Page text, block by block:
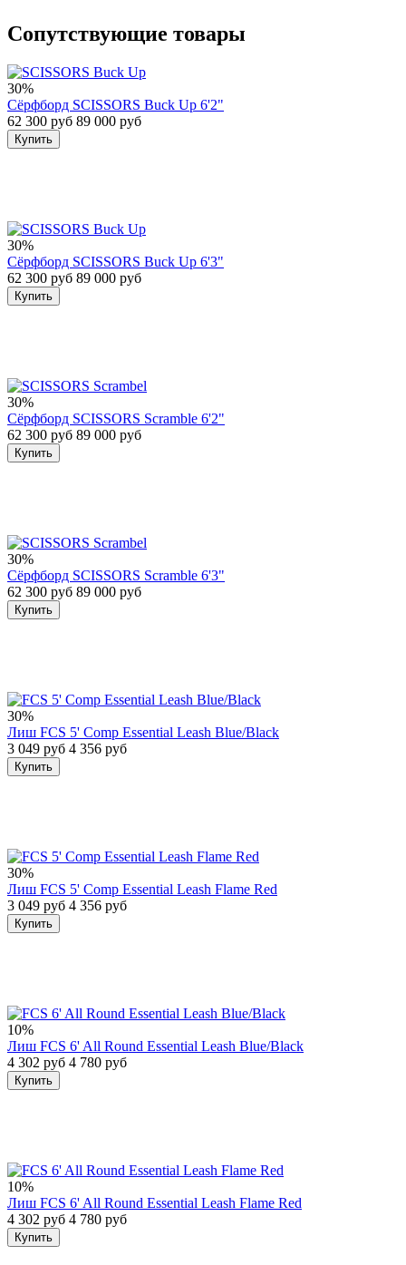
Сопутствующие товары
30%
Сёрфборд SCISSORS Buck Up 6'2"
62 300 руб 89 000 руб
Купить
30%
Сёрфборд SCISSORS Buck Up 6'3"
62 300 руб 89 000 руб
Купить
30%
Сёрфборд SCISSORS Scramble 6'2"
62 300 руб 89 000 руб
Купить
30%
Сёрфборд SCISSORS Scramble 6'3"
62 300 руб 89 000 руб
Купить
30%
Лиш FCS 5' Comp Essential Leash Blue/Black
3 049 руб 4 356 руб
Купить
30%
Лиш FCS 5' Comp Essential Leash Flame Red
3 049 руб 4 356 руб
Купить
10%
Лиш FCS 6' All Round Essential Leash Blue/Black
4 302 руб 4 780 руб
Купить
10%
Лиш FCS 6' All Round Essential Leash Flame Red
4 302 руб 4 780 руб
Купить